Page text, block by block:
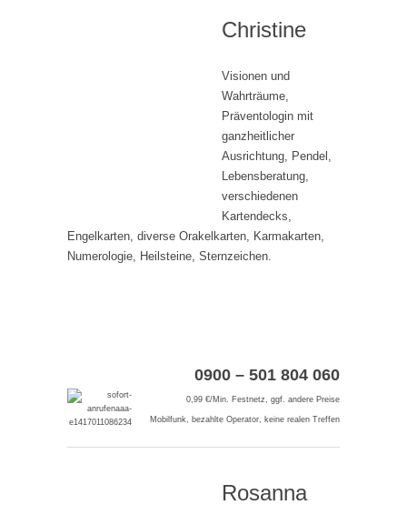
Christine
Visionen und
Wahrträume,
Präventologin mit
ganzheitlicher
Ausrichtung, Pendel,
Lebensberatung,
verschiedenen
Kartendecks,
Engelkarten, diverse Orakelkarten, Karmakarten,
Numerologie, Heilsteine, Sternzeichen.
0900 – 501 804 060
0,99 €/Min. Festnetz, ggf. andere Preise
Mobilfunk, bezahlte Operator, keine realen Treffen
Rosanna